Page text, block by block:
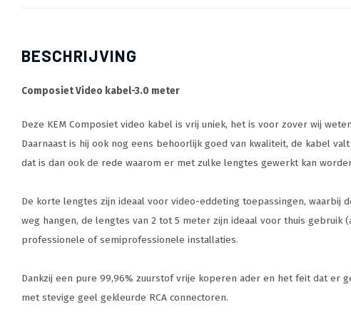
BESCHRIJVING
Composiet Video kabel-3.0 meter
Deze KEM Composiet video kabel is vrij uniek, het is voor zover wij
Daarnaast is hij ook nog eens behoorlijk goed van kwaliteit, de kabel
dat is dan ook de rede waarom er met zulke lengtes gewerkt kan
De korte lengtes zijn ideaal voor video-eddeting toepassingen,
weg hangen, de lengtes van 2 tot 5 meter zijn ideaal voor thuis
professionele of semiprofessionele installaties.
Dankzij een pure 99,96% zuurstof vrije koperen ader en het feit dat er
met stevige geel gekleurde RCA connectoren.